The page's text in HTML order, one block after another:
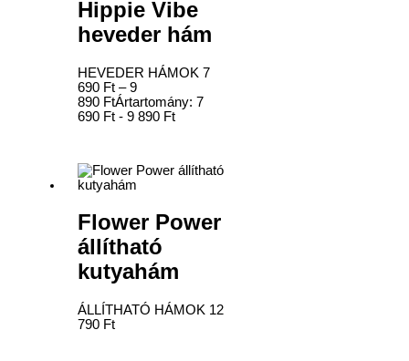
Hippie Vibe
heveder hám
HEVEDER HÁMOK7
690 Ft – 9
890 FtÁrtartomány: 7
690 Ft - 9 890 Ft
Flower Power
állítható
kutyahám
ÁLLÍTHATÓ HÁMOK 12
790 Ft